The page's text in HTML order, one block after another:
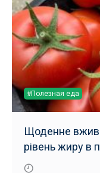
#Полезная еда
Щоденне
рівень жиру в
дослідження